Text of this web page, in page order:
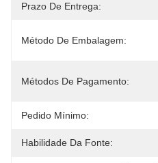
Prazo De Entrega:
Método De Embalagem:
Métodos De Pagamento:
Pedido Mínimo:
Habilidade Da Fonte: